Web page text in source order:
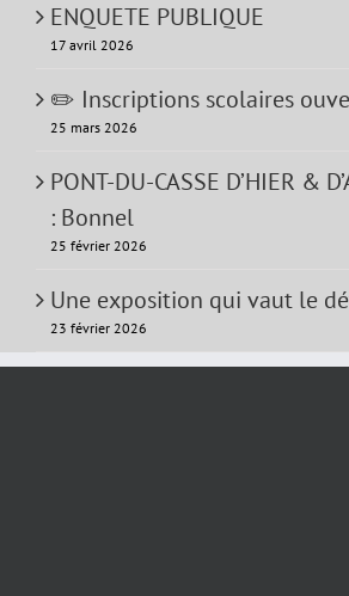
ENQUETE PUBLIQUE
17 avril 2026
✏️ Inscriptions scolaires
25 mars 2026
PONT-DU-CASSE D’HIER &
: Bonnel
25 février 2026
Une exposition qui vaut le
23 février 2026